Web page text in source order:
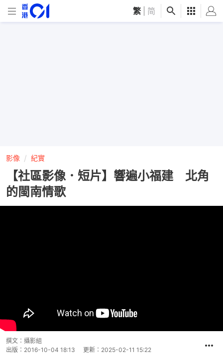
繁 简
影像 紀實
【社區影像．短片】響遍小福建 北角
的閩南情歌
撰文： 攝影組
出版： 2016-10-04 18:13 更新： 2025-02-11 15:22